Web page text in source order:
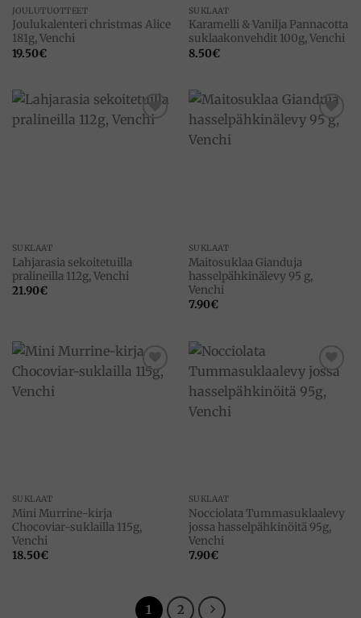
JOULUTUOTTEET
Joulukalenteri christmas Alice
181g, Venchi
19.50€
SUKLAAT
Karamelli & Vanilja Pannacotta
suklaakonvehdit 100g, Venchi
8.50€
SUKLAAT
Lahjarasia sekoitetuilla
pralineilla 112g, Venchi
21.90€
Add to
SUKLAAT
Maitosuklaa Gianduja
hasselpähkinälevy 95 g,
Venchi
7.90€
Add to
SUKLAAT
Mini Murrine-kirja
Chocoviar-suklailla 115g,
Venchi
18.50€
Add to
wishlist
SUKLAAT
Nocciolata Tummasuklaalevy
jossa hasselpähkinöitä 95g,
Venchi
7.90€
1 2